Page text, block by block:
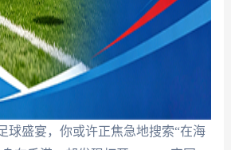
球盛宴，你或许正焦急地搜索“在海